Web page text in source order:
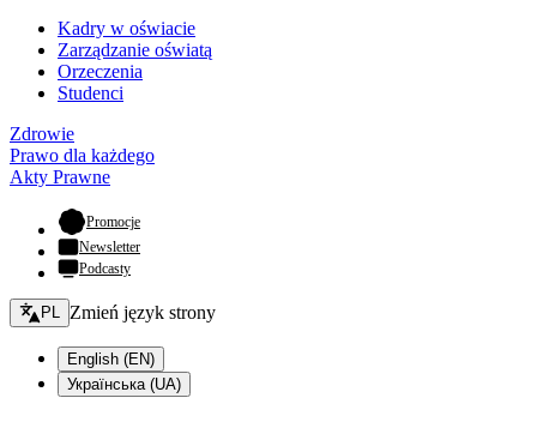
Kadry w oświacie
Zarządzanie oświatą
Orzeczenia
Studenci
Zdrowie
Prawo dla każdego
Akty Prawne
Promocje- otwiera się w nowej karcie
Newsletter
Podcasty
Zmień język - bieżący:
PL Zmień język strony
English (EN)
Українська (UA)